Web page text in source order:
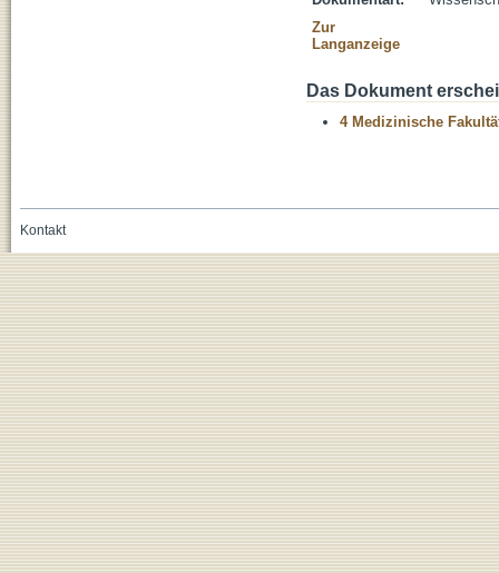
Zur
Langanzeige
Das Dokument
4 Medizinische
Kontakt